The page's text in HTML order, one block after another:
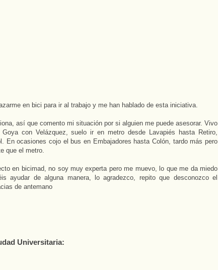
en bici para ir al trabajo y me han hablado de esta iniciativa.
así que comento mi situación por si alguien me puede asesorar. Vivo
con Velázquez, suelo ir en metro desde Lavapiés hasta Retiro,
En ocasiones cojo el bus en Embajadores hasta Colón, tardo más pero
que el metro.
en bicimad, no soy muy experta pero me muevo, lo que me da miedo
ayudar de alguna manera, lo agradezco, repito que desconozco el
de antemano
Universitaria: